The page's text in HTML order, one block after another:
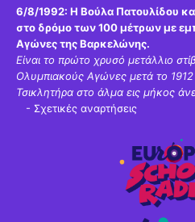
6/8/1992: Η Βούλα Πατουλίδου
στο δρόμο των 100 μέτρων με
Αγώνες της Βαρκελώνης.
Είναι το πρώτο χρυσό μετάλλιο
Ολυμπιακούς Αγώνες μετά το 1912
Τσικλητήρα στο άλμα εις μήκος
- Σχετικές αναρτήσεις